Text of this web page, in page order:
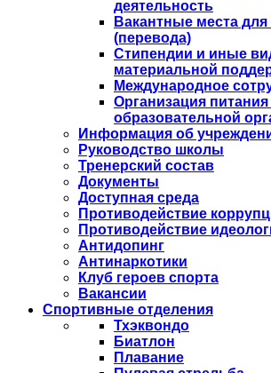
деятельность
Вакантные места
(перевода)
Стипендии и иные
материальной
Международное
Организация питания
образовательной
Информация об
Руководство школы
Тренерский состав
Документы
Доступная среда
Противодействие
Противодействие
Антидопинг
Антинаркотики
Клуб героев спорта
Вакансии
Спортивные отделения
Тхэквондо
Биатлон
Плавание